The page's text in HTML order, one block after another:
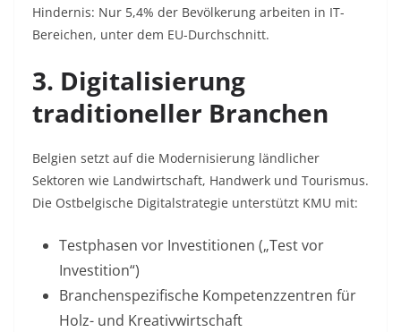
Hindernis: Nur 5,4% der Bevölkerung arbeiten in IT-
Bereichen, unter dem EU-Durchschnitt.
3. Digitalisierung
traditioneller Branchen
Belgien setzt auf die Modernisierung ländlicher
Sektoren wie Landwirtschaft, Handwerk und Tourismus.
Die Ostbelgische Digitalstrategie unterstützt KMU mit:
Testphasen vor Investitionen („Test vor
Investition“)
Branchenspezifische Kompetenzzentren für
Holz- und Kreativwirtschaft